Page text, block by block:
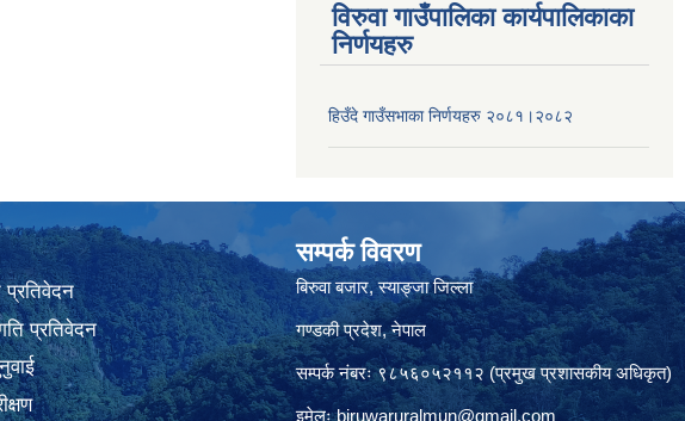
विरुवा गाउँपालिका कार्यपालिकाका
निर्णयहरु
हिउँदे गाउँसभाका निर्णयहरु २०८१।२०८२
प्रतिवेदन
प्रतिवेदन
सम्पर्क विवरण
बिरुवा बजार, स्याङ्जा जिल्ला
गण्डकी प्रदेश, नेपाल
सम्पर्क नंबरः ९८५६०५२११२ (प्रमुख प्रशासकीय अधिकृत)
इमेलःbiruwaruralmun@gmail.com